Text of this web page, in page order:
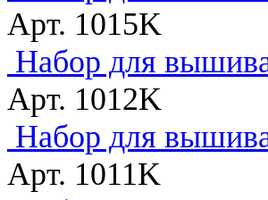
Арт. 1015K
Набор для
Арт. 1012K
Набор для
Арт. 1011K